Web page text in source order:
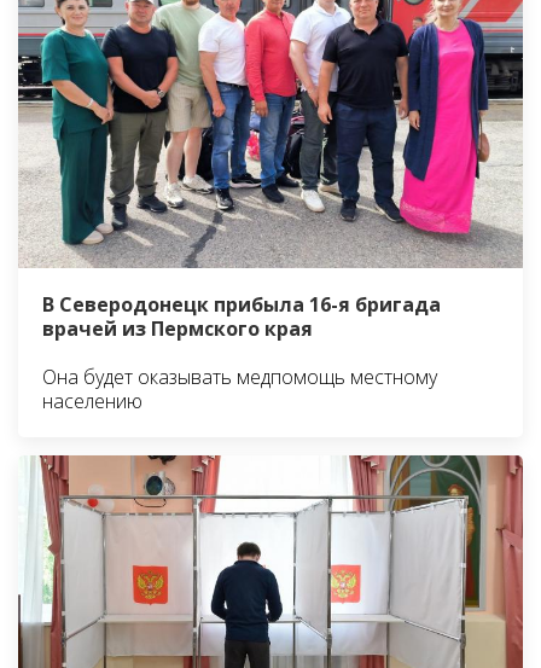
В Северодонецк прибыла 16-я бригада
врачей из Пермского края
Она будет оказывать медпомощь местному
населению